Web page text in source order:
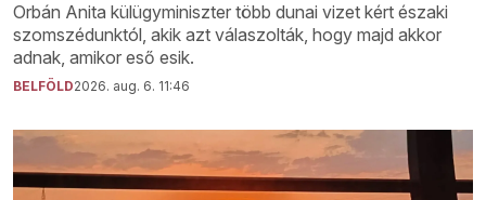
Orbán Anita külügyminiszter több dunai vizet kért északi
szomszédunktól, akik azt válaszolták, hogy majd akkor
adnak, amikor eső esik.
BELFÖLD2026. aug. 6. 11:46